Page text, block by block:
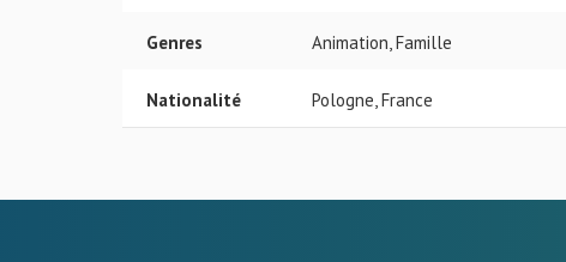
Genres Animation, Famille
Nationalité Pologne, France